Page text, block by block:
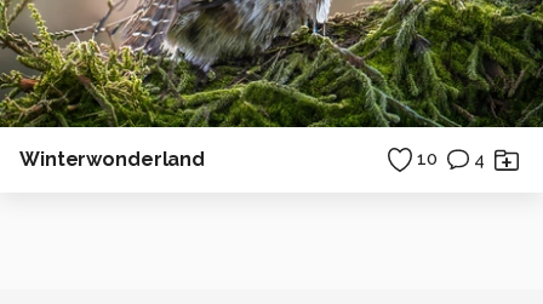
Winterwonderland 10 4